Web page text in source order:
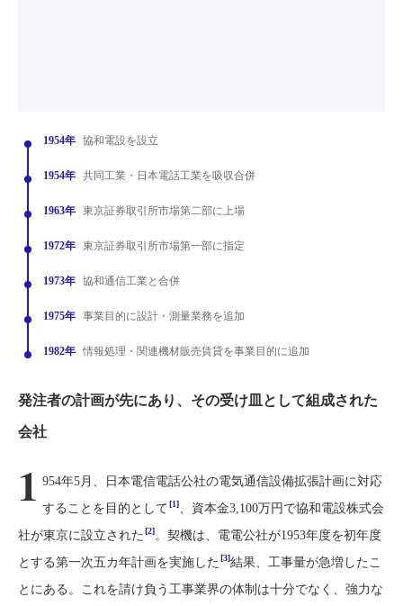
1954年 協和電設を設立
1954年 共同工業・日本電話工業を吸収合併
1963年 東京証券取引所市場第二部に上場
1972年 東京証券取引所市場第一部に指定
1973年 協和通信工業と合併
1975年 事業目的に設計・測量業務を追加
1982年 情報処理・関連機材販売賃貸を事業目的に追加
発注者の計画が先にあり、その受け皿として組成された
会社
1 954年5月、日本電信電話公社の電気通信設備拡張計画に対応
することを目的として [1]
、資本金3,100万円で協和電設株式会
社が東京に設立された [2]。契機は、電電公社が1953年度を初年度
とする第一次五カ年計画を実施した [3]結果、工事量が急増したこ
とにある。これを請け負う工事業界の体制は十分でなく、強力な